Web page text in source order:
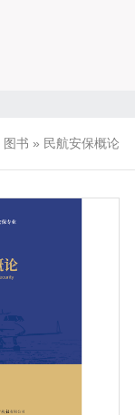
图书 » 民航安保概论